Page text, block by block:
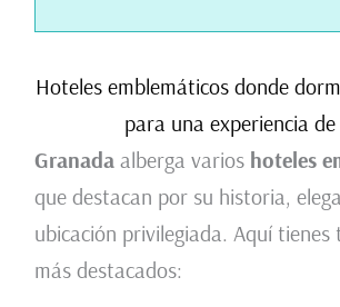
Hoteles emblemáticos donde
para una experiencia
Granada alberga varios hoteles
que destacan por su historia,
ubicación privilegiada. Aquí tienes
más destacados: